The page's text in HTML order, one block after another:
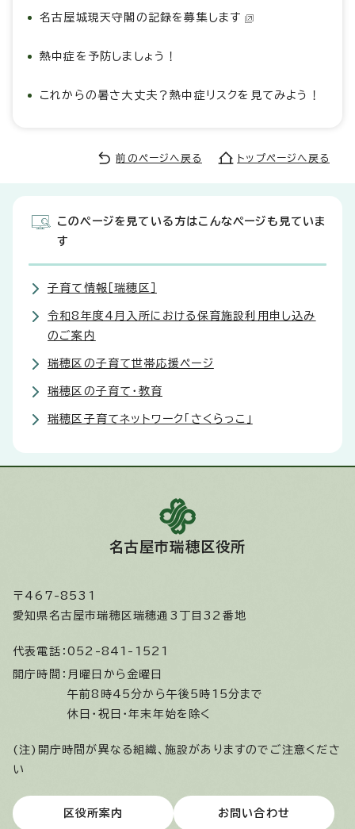
名古屋城現天守閣の記録を募集します
熱中症を予防しましょう！
これからの暑さ大丈夫？熱中症リスクを見てみよう！
前のページへ戻る トップページへ戻る
このページを見ている方はこんなページも見ていま
す
子育て情報［瑞穂区］
令和8年度4月入所における保育施設利用申し込み
のご案内
瑞穂区の子育て世帯応援ページ
瑞穂区の子育て・教育
瑞穂区子育てネットワーク「さくらっこ」
名古屋市瑞穂区役所
〒467-8531
愛知県名古屋市瑞穂区瑞穂通3丁目32番地
代表電話： 052-841-1521
開庁時間： 月曜日から金曜日
午前8時45分から午後5時15分まで
休日・祝日・年末年始を除く
(注)開庁時間が異なる組織、施設がありますのでご注意くださ
い
区役所案内 お問い合わせ